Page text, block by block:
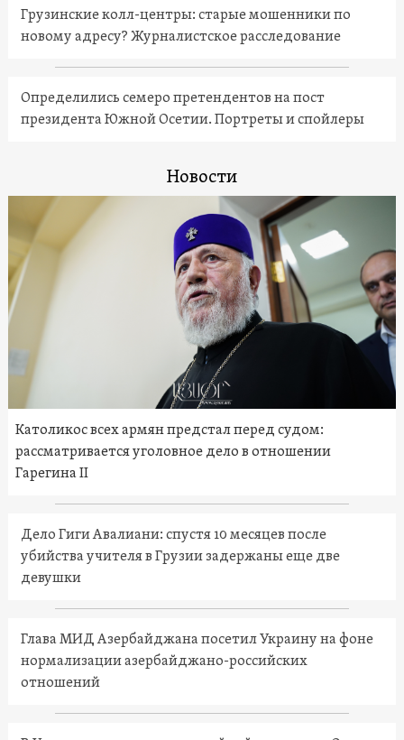
Грузинские колл-центры: старые мошенники по
новому адресу? Журналистское расследование
Определились семеро претендентов на пост
президента Южной Осетии. Портреты и спойлеры
Новости
Католикос всех армян предстал перед судом:
рассматривается уголовное дело в отношении
Гарегина II
Дело Гиги Авалиани: спустя 10 месяцев после
убийства учителя в Грузии задержаны еще две
девушки
Глава МИД Азербайджана посетил Украину на фоне
нормализации азербайджано-российских
отношений